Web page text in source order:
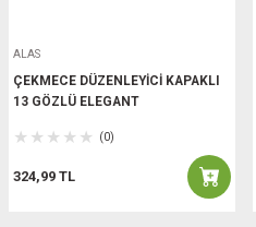
ALAS
ÇEKMECE DÜZENLEYİCİ KAPAKLI
13 GÖZLÜ ELEGANT
(0)
324,99 TL